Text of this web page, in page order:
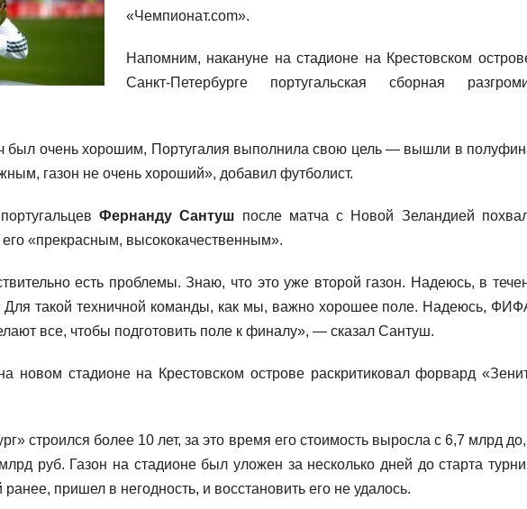
«Чемпионат.com».
Напомним, накануне на стадионе на Крестовском
Санкт-Петербурге португальская сборная
был очень хорошим, Португалия выполнила свою цель — вышли в
газон не очень хороший», добавил футболист.
Фернанду Сантуш после матча с Новой Зеландией
«прекрасным, высококачественным».
есть проблемы. Знаю, что это уже второй газон. Надеюсь, в
Для такой техничной команды, как мы, важно хорошее поле. Надеюсь,
все, чтобы подготовить поле к финалу», — сказал Сантуш.
новом стадионе на Крестовском острове раскритиковал форвард
строился более 10 лет, за это время его стоимость выросла с 6,7 млрд
руб. Газон на стадионе был уложен за несколько дней до старта
ранее, пришел в негодность, и восстановить его не удалось.